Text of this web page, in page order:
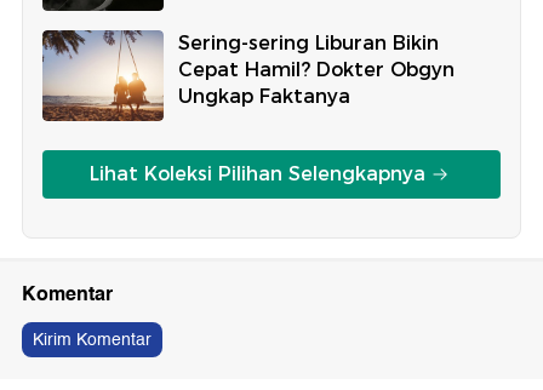
Sering-sering Liburan Bikin
Cepat Hamil? Dokter Obgyn
Ungkap Faktanya
Lihat Koleksi Pilihan Selengkapnya
Komentar
Kirim Komentar